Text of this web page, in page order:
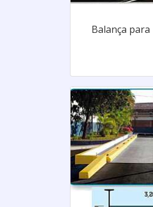
Balança